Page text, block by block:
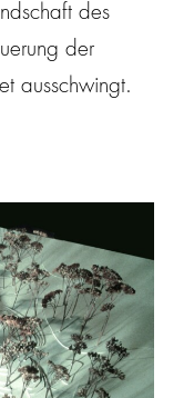
des
der
ausschwingt.